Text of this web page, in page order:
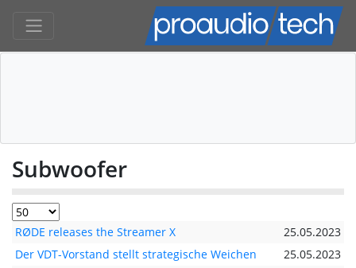
Subwoofer
RØDE releases the Streamer X
25.05.2023
Der VDT-Vorstand stellt strategische Weichen
25.05.2023